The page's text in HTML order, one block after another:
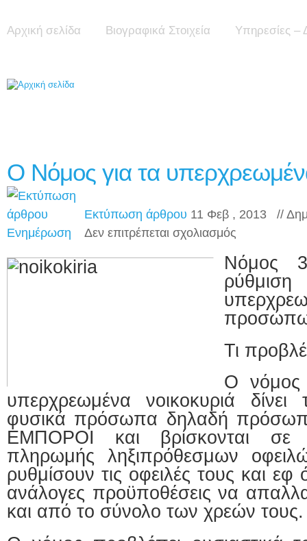
Αρχική σελίδα Βιογραφικά Στοιχεία Υπηρεσίες –
O Νόμος για τα
Εκτύπωση άρθρου 11 Φεβ , 2013 //
Ενημέρωση
Δεν επιτρέπεται σχολιασμός
για
τα
υπερχρεωμένα
νοικοκυριά
Νόμος
Τι
Ο νόμος
υπερχρεωμένα νοικοκυριά
φυσικά πρόσωπα δηλαδή
ΕΜΠΟΡΟΙ και βρίσκονται σε
πληρωμής ληξιπρόθεσμων
ρυθμίσουν τις οφειλές τους και εφ
ανάλογες προϋποθέσεις να
και από το σύνολο των χρεών τους.